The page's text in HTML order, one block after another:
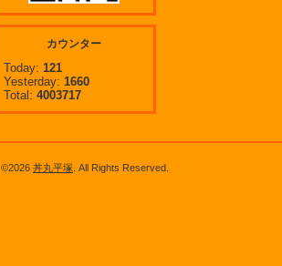
カウンター
Today: 121
Yesterday: 1660
Total: 4003717
©2026 丼丸平塚 . All Rights Reserved.